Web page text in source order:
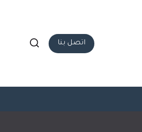
اتصل بنا